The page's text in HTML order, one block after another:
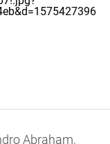
Abraham,